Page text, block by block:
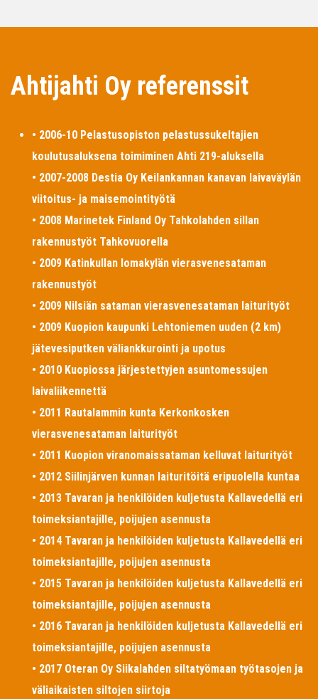
Ahtijahti Oy referenssit
• 2006-10 Pelastusopiston pelastussukeltajien
koulutusaluksena toimiminen Ahti 219-aluksella
• 2007-2008 Destia Oy Keilankannan kanavan laivaväylän
viitoitus- ja maisemointityötä
• 2008 Marinetek Finland Oy Tahkolahden sillan
rakennustyöt Tahkovuorella
• 2009 Katinkullan lomakylän vierasvenesataman
rakennustyöt
• 2009 Nilsiän sataman vierasvenesataman laiturityöt
• 2009 Kuopion kaupunki Lehtoniemen uuden (2 km)
jätevesiputken väliankkurointi ja upotus
• 2010 Kuopiossa järjestettyjen asuntomessujen
laivaliikennettä
• 2011 Rautalammin kunta Kerkonkosken
vierasvenesataman laiturityöt
• 2011 Kuopion viranomaissataman kelluvat laiturityöt
• 2012 Siilinjärven kunnan laituritöitä eripuolella kuntaa
• 2013 Tavaran ja henkilöiden kuljetusta Kallavedellä eri
toimeksiantajille, poijujen asennusta
• 2014 Tavaran ja henkilöiden kuljetusta Kallavedellä eri
toimeksiantajille, poijujen asennusta
• 2015 Tavaran ja henkilöiden kuljetusta Kallavedellä eri
toimeksiantajille, poijujen asennusta
• 2016 Tavaran ja henkilöiden kuljetusta Kallavedellä eri
toimeksiantajille, poijujen asennusta
• 2017 Oteran Oy Siikalahden siltatyömaan työtasojen ja
väliaikaisten siltojen siirtoja